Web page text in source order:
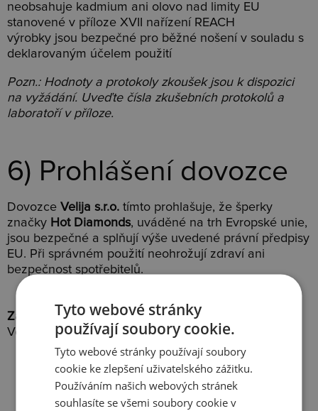
neobsahuje kadmium ani olovo nad limity EU
stanovené v příloze XVII nařízení REACH
výrobky jsou bezpečné pro běžné nošení v souladu s
deklarovaným účelem použití
Pozn.: Hodnoty a protokoly zkoušek jsou k dispozici
na vyžádání. Uveďte čísla zkušebních protokolů a
laboratoří v příloze.
6) Prohlášení dovozce
Dovozce Velija s.r.o. tímto prohlašuje, že šperky
značky Hot Diamonds, uváděné na trh Evropské unie,
jsou bezpečné a splňují výše uvedené právní předpisy
EU. Při správném použití neohrožují zdraví ani
bezpečnost spotřebitelů.
Za dovozce do EU:
Velija s.r.o.
Tyto webové stránky
používají soubory cookie.
Tyto webové stránky používají soubory
cookie ke zlepšení uživatelského zážitku.
Používáním našich webových stránek
souhlasíte se všemi soubory cookie v